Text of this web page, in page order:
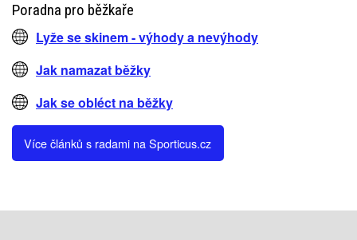
Poradna pro běžkaře
Lyže se skinem - výhody a nevýhody
Jak namazat běžky
Jak se obléct na běžky
Více článků s radami na Sporticus.cz